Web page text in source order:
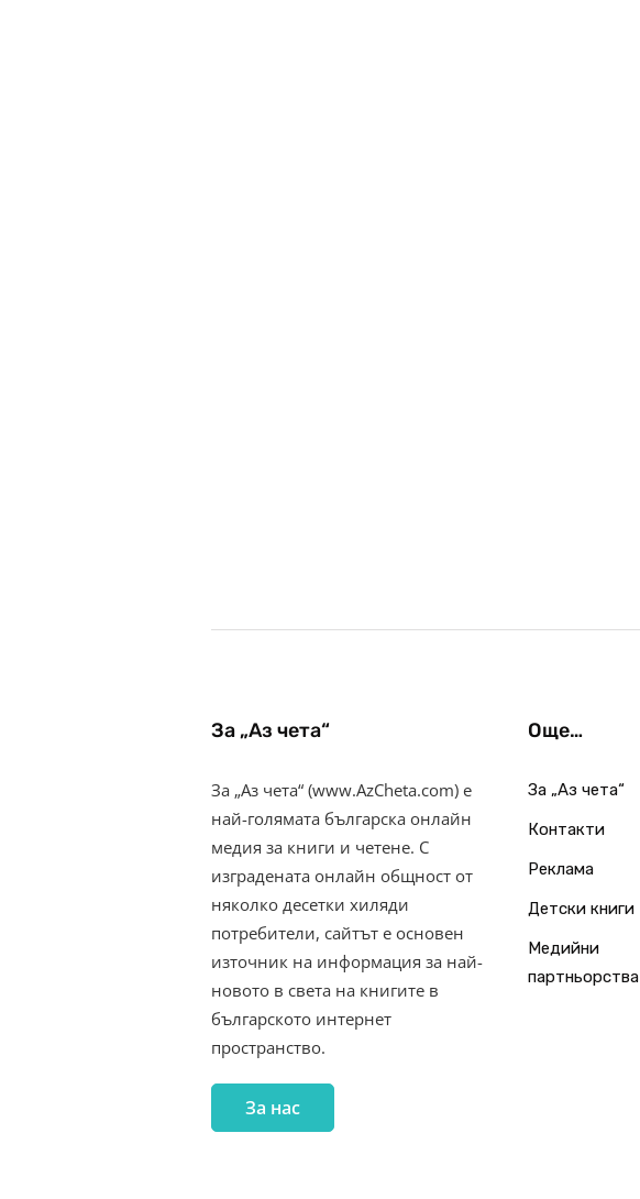
За „Аз чета“
За „Аз чета“ (www.AzCheta.com) е
най-голямата българска онлайн
медия за книги и четене. С
изградената онлайн общност от
няколко десетки хиляди
потребители, сайтът е основен
източник на информация за най-
новото в света на книгите в
българското интернет
пространство.
За нас
Още…
За „Аз чета“
Контакти
Реклама
Детски книги
Медийни
партньорства